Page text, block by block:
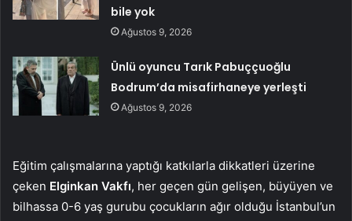
bile yok
Ağustos 9, 2026
Ünlü oyuncu Tarık Pabuççuoğlu
Bodrum’da misafirhaneye yerleşti
Ağustos 9, 2026
Eğitim çalışmalarına yaptığı katkılarla dikkatleri üzerine
çeken Elginkan Vakfı, her geçen gün gelişen, büyüyen ve
bilhassa 0-6 yaş gurubu çocukların ağır olduğu İstanbul’un